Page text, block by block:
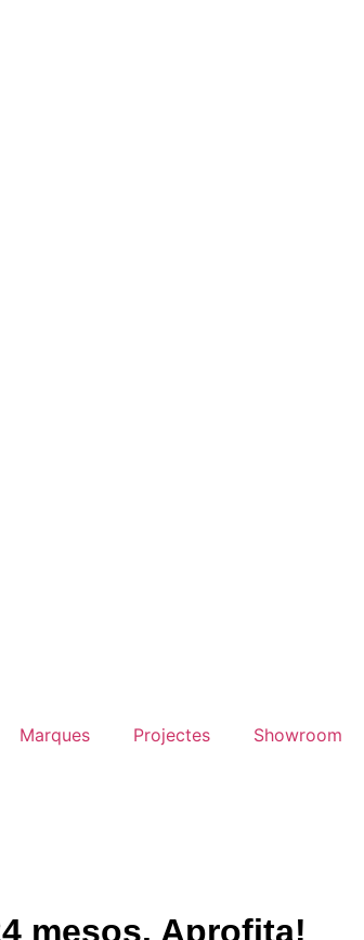
mesos. Aprofita!